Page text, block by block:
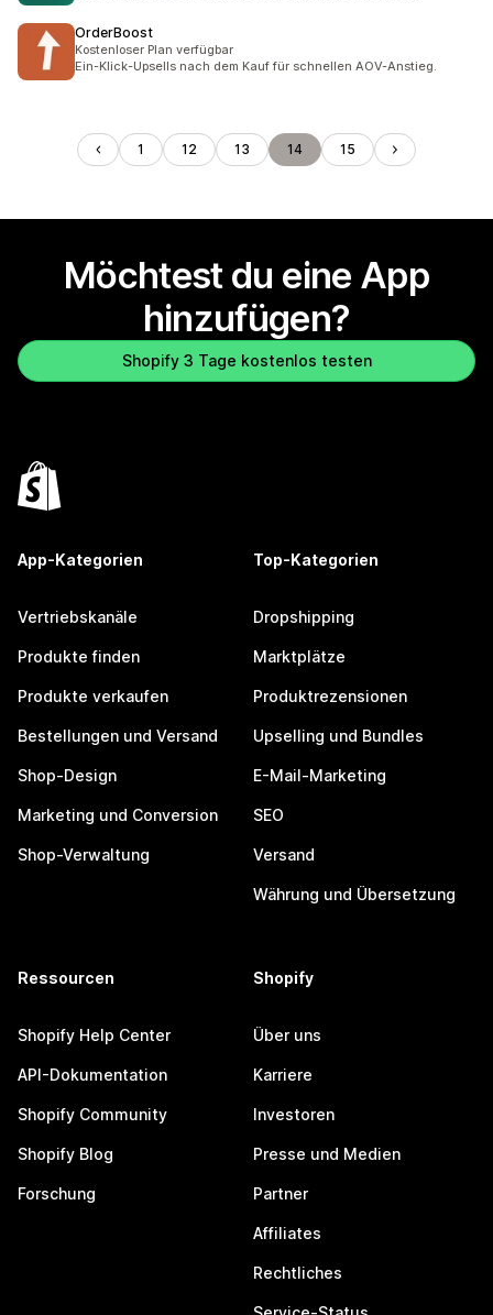
OrderBoost
Kostenloser Plan verfügbar
Ein-Klick-Upsells nach dem Kauf für schnellen AOV-Anstieg.
1 12 13 14 15
Möchtest du eine App
hinzufügen?
Shopify 3 Tage kostenlos testen
App-Kategorien
Vertriebskanäle
Produkte finden
Produkte verkaufen
Bestellungen und Versand
Shop-Design
Marketing und Conversion
Shop-Verwaltung
Top-Kategorien
Dropshipping
Marktplätze
Produktrezensionen
Upselling und Bundles
E-Mail-Marketing
SEO
Versand
Währung und Übersetzung
Ressourcen
Shopify Help Center
API-Dokumentation
Shopify Community
Shopify Blog
Forschung
Shopify
Über uns
Karriere
Investoren
Presse und Medien
Partner
Affiliates
Rechtliches